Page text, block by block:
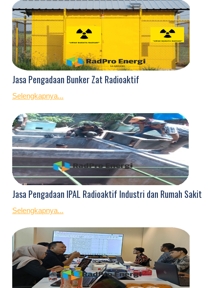
Jasa Pengadaan Bunker Zat Radioaktif
Selengkapnya...
Jasa Pengadaan IPAL Radioaktif Industri dan Rumah Sakit
Selengkapnya...